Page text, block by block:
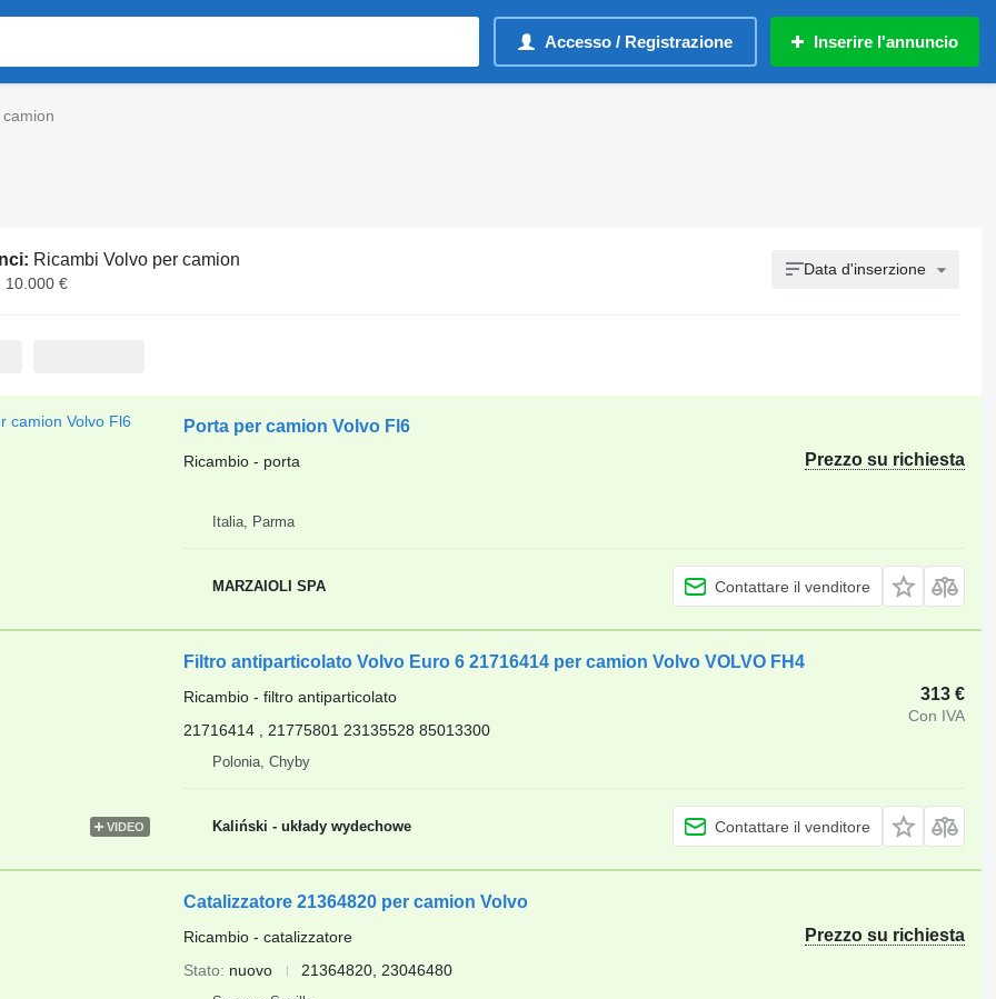
Accesso / Registrazione Inserire l'annuncio
Ricambi Volvo per camion
10.000 €
Data d'inserzione
Porta per camion Volvo Fl6
Prezzo su richiesta
Ricambio - porta
Italia, Parma
MARZAIOLI SPA Contattare il venditore
VIDEO
Filtro antiparticolato Volvo Euro 6 21716414 per camion Volvo VOLVO FH4
313 €
Con IVA
Ricambio - filtro antiparticolato
21716414 , 21775801 23135528 85013300
Polonia, Chyby
Kaliński - układy wydechowe Contattare il venditore
Catalizzatore 21364820 per camion Volvo
Prezzo su richiesta
Ricambio - catalizzatore
Stato
nuovo 21364820, 23046480